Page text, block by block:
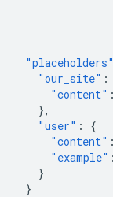
"placeholders"
"our_site" :
"content" :
},
"user" :
{
"content" :
"example" :
}
}